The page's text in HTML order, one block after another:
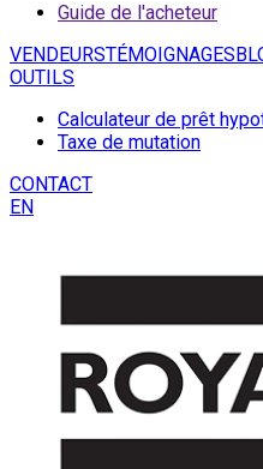
Guide de l'acheteur
VENDEURSTÉMOIGNAGES
OUTILS
Calculateur de prêt
Taxe de mutation
CONTACT
EN